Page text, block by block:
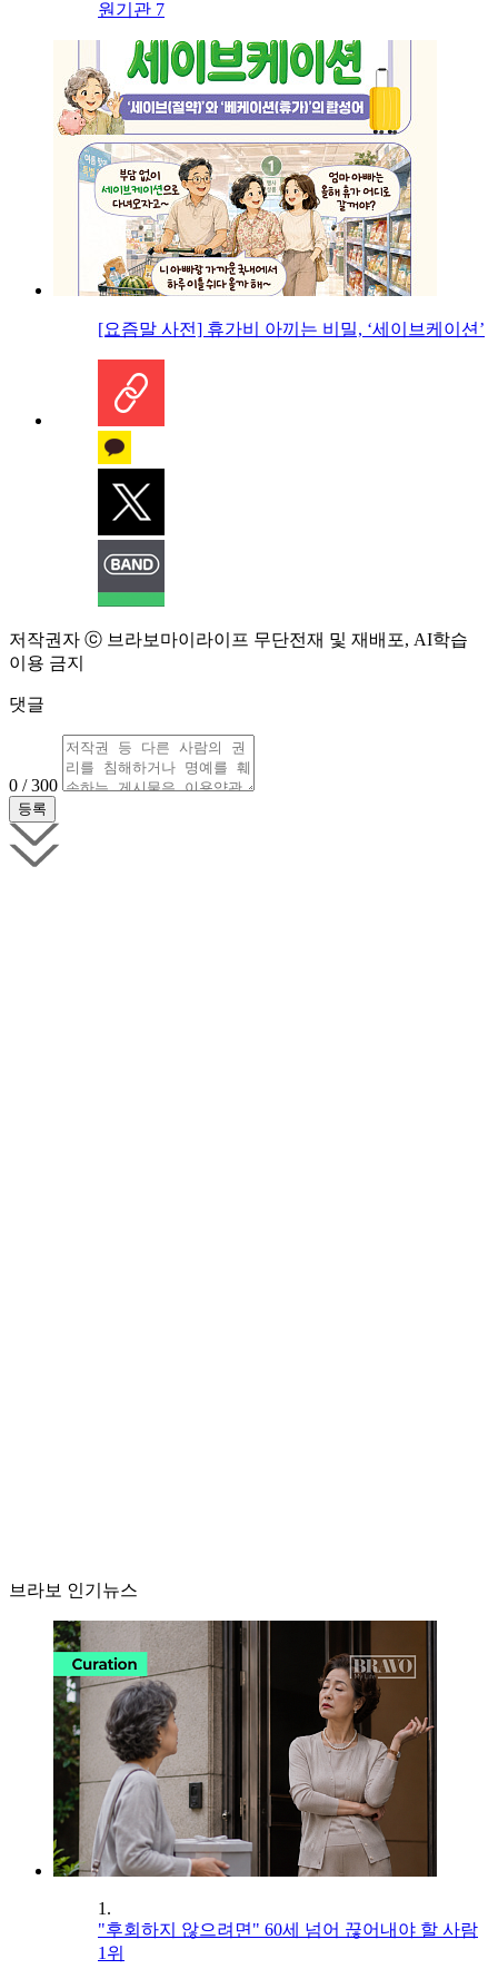
원기관 7
[요즘말 사전] 휴가비 아끼는 비밀, ‘세이브케이션’
저작권자 ⓒ 브라보마이라이프 무단전재 및 재배포, AI학습
이용 금지
댓글
0 / 300
브라보 인기뉴스
1.
"후회하지 않으려면" 60세 넘어 끊어내야 할 사람
1위